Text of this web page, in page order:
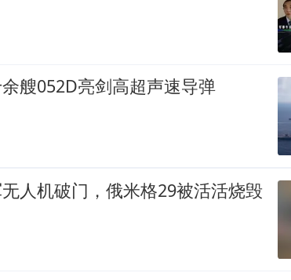
艘052D亮剑高超声速导弹
人机破门，俄米格29被活活烧毁